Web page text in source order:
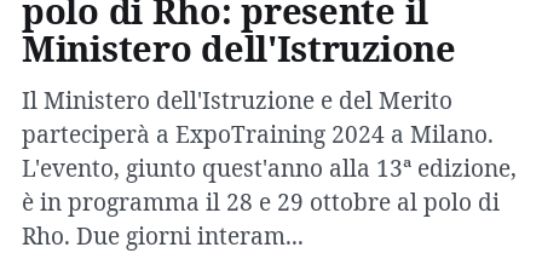
polo di Rho: presente il
Ministero dell'Istruzione
Il Ministero dell'Istruzione e del Merito
parteciperà a ExpoTraining 2024 a Milano.
L'evento, giunto quest'anno alla 13ª edizione,
è in programma il 28 e 29 ottobre al polo di
Rho. Due giorni interam...